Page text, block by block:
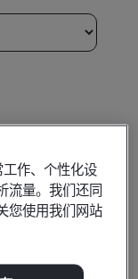
作、个性化设
流量。我们还同
您使用我们网站